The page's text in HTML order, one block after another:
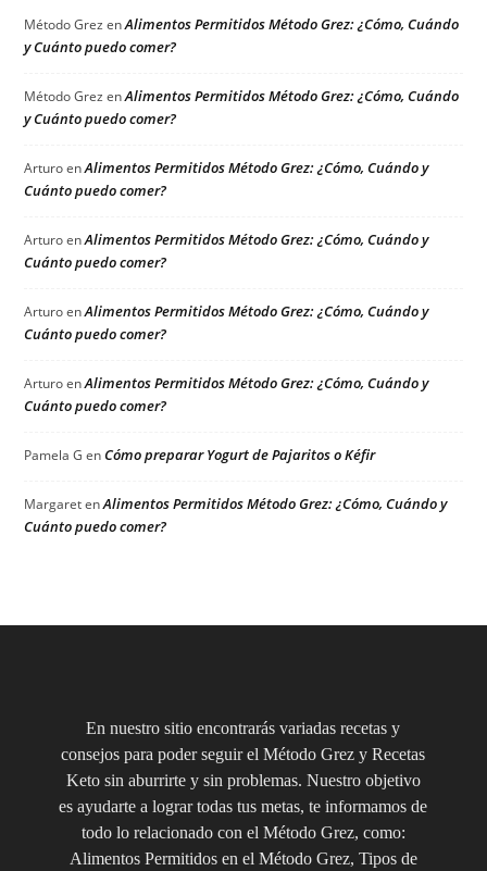
Método Grez enAlimentos Permitidos Método Grez: ¿Cómo, Cuándo
y Cuánto puedo comer?
Método Grez enAlimentos Permitidos Método Grez: ¿Cómo, Cuándo
y Cuánto puedo comer?
ArturoenAlimentos Permitidos Método Grez: ¿Cómo, Cuándo y
Cuánto puedo comer?
ArturoenAlimentos Permitidos Método Grez: ¿Cómo, Cuándo y
Cuánto puedo comer?
ArturoenAlimentos Permitidos Método Grez: ¿Cómo, Cuándo y
Cuánto puedo comer?
ArturoenAlimentos Permitidos Método Grez: ¿Cómo, Cuándo y
Cuánto puedo comer?
Pamela G enCómo preparar Yogurt de Pajaritos o Kéfir
MargaretenAlimentos Permitidos Método Grez: ¿Cómo, Cuándo y
Cuánto puedo comer?
En nuestro sitio encontrarás variadas recetas y
consejos para poder seguir el Método Grez y Recetas
Keto sin aburrirte y sin problemas. Nuestro objetivo
es ayudarte a lograr todas tus metas, te informamos de
todo lo relacionado con el Método Grez, como:
Alimentos Permitidos en el Método Grez, Tipos de